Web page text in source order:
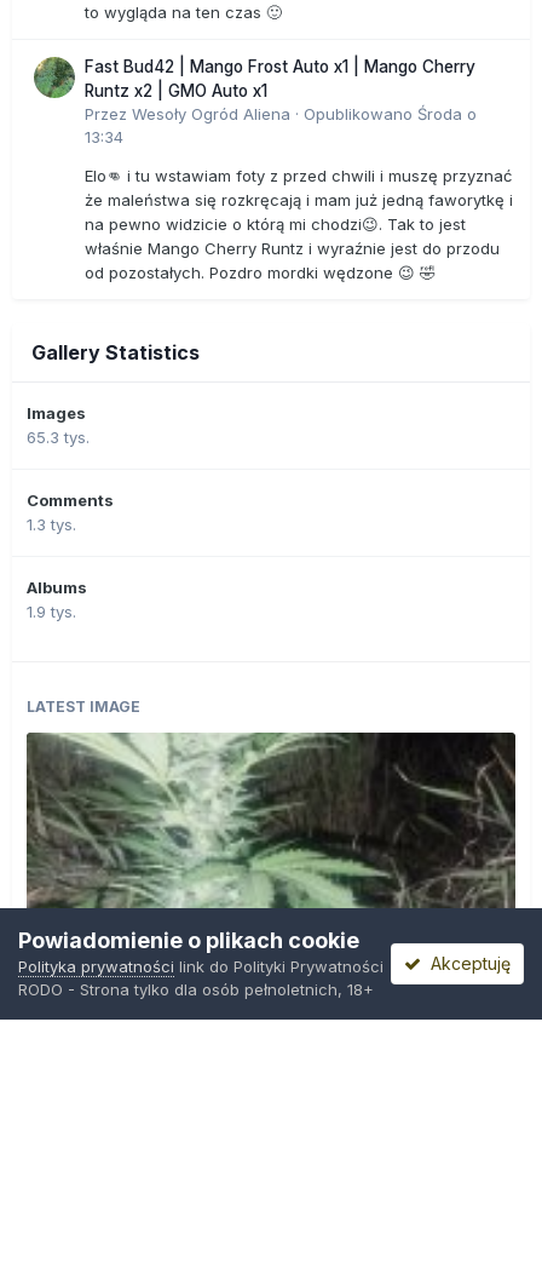
to wygląda na ten czas 🙂
Fast Bud42 | Mango Frost Auto x1 | Mango Cherry
Runtz x2 | GMO Auto x1
Przez Wesoły Ogród Aliena · Opublikowano Środa o
13:34
Elo👊 i tu wstawiam foty z przed chwili i muszę przyznać
że maleństwa się rozkręcają i mam już jedną faworytkę i
na pewno widzicie o którą mi chodzi😉. Tak to jest
właśnie Mango Cherry Runtz i wyraźnie jest do przodu
od pozostałych. Pozdro mordki wędzone 😉 🤣
Gallery Statistics
Images
65.3 tys.
Comments
1.3 tys.
Albums
1.9 tys.
LATEST IMAGE
Powiadomienie o plikach cookie
Polityka prywatności link do Polityki Prywatności
RODO - Strona tylko dla osób pełnoletnich, 18+
Akceptuję